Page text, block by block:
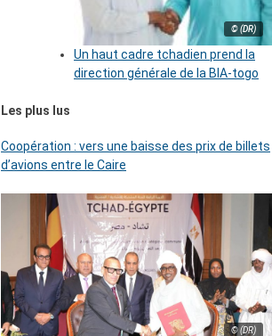
© (DR)
Un haut cadre tchadien prend la
direction générale de la BIA-togo
Les plus lus
Coopération : vers une baisse des prix de billets
d’avions entre le Caire
© (DR)